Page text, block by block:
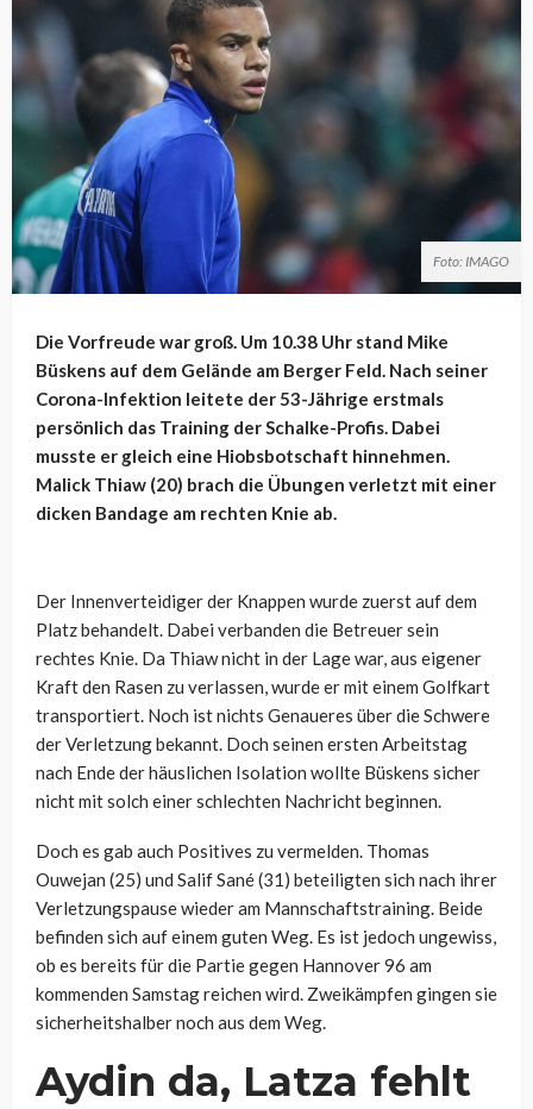
Foto: IMAGO
Die Vorfreude war groß. Um 10.38 Uhr stand Mike
Büskens auf dem Gelände am Berger Feld. Nach seiner
Corona-Infektion leitete der 53-Jährige erstmals
persönlich das Training der Schalke-Profis. Dabei
musste er gleich eine Hiobsbotschaft hinnehmen.
Malick Thiaw (20) brach die Übungen verletzt mit einer
dicken Bandage am rechten Knie ab.
Der Innenverteidiger der Knappen wurde zuerst auf dem
Platz behandelt. Dabei verbanden die Betreuer sein
rechtes Knie. Da Thiaw nicht in der Lage war, aus eigener
Kraft den Rasen zu verlassen, wurde er mit einem Golfkart
transportiert. Noch ist nichts Genaueres über die Schwere
der Verletzung bekannt. Doch seinen ersten Arbeitstag
nach Ende der häuslichen Isolation wollte Büskens sicher
nicht mit solch einer schlechten Nachricht beginnen.
Doch es gab auch Positives zu vermelden. Thomas
Ouwejan (25) und Salif Sané (31) beteiligten sich nach ihrer
Verletzungspause wieder am Mannschaftstraining. Beide
befinden sich auf einem guten Weg. Es ist jedoch ungewiss,
ob es bereits für die Partie gegen Hannover 96 am
kommenden Samstag reichen wird. Zweikämpfen gingen sie
sicherheitshalber noch aus dem Weg.
Aydin da, Latza fehlt